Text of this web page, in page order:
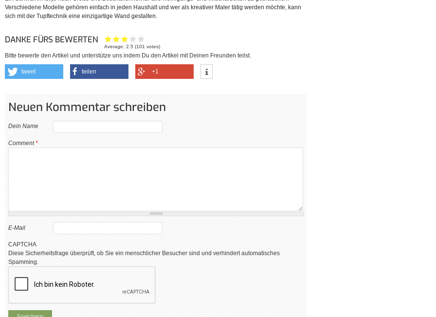
Verschiedene Modelle gehören einfach in jeden Haushalt und wer als kreativer Maler tätig werden möchte, kann
sich mit der Tupftechnik eine einzigartige Wand gestalten.
DANKE FÜRS BEWERTEN
Average:2.5 (101 votes)
Bitte bewerte den Artikel und unterstütze uns indem Du den Artikel mit Deinen Freunden teilst.
tweet teilen +1
Neuen Kommentar schreiben
Dein Name
Comment*
E-Mail
CAPTCHA
Diese Sicherheitsfrage überprüft, ob Sie ein menschlicher Besucher sind und verhindert automatisches
Spamming.